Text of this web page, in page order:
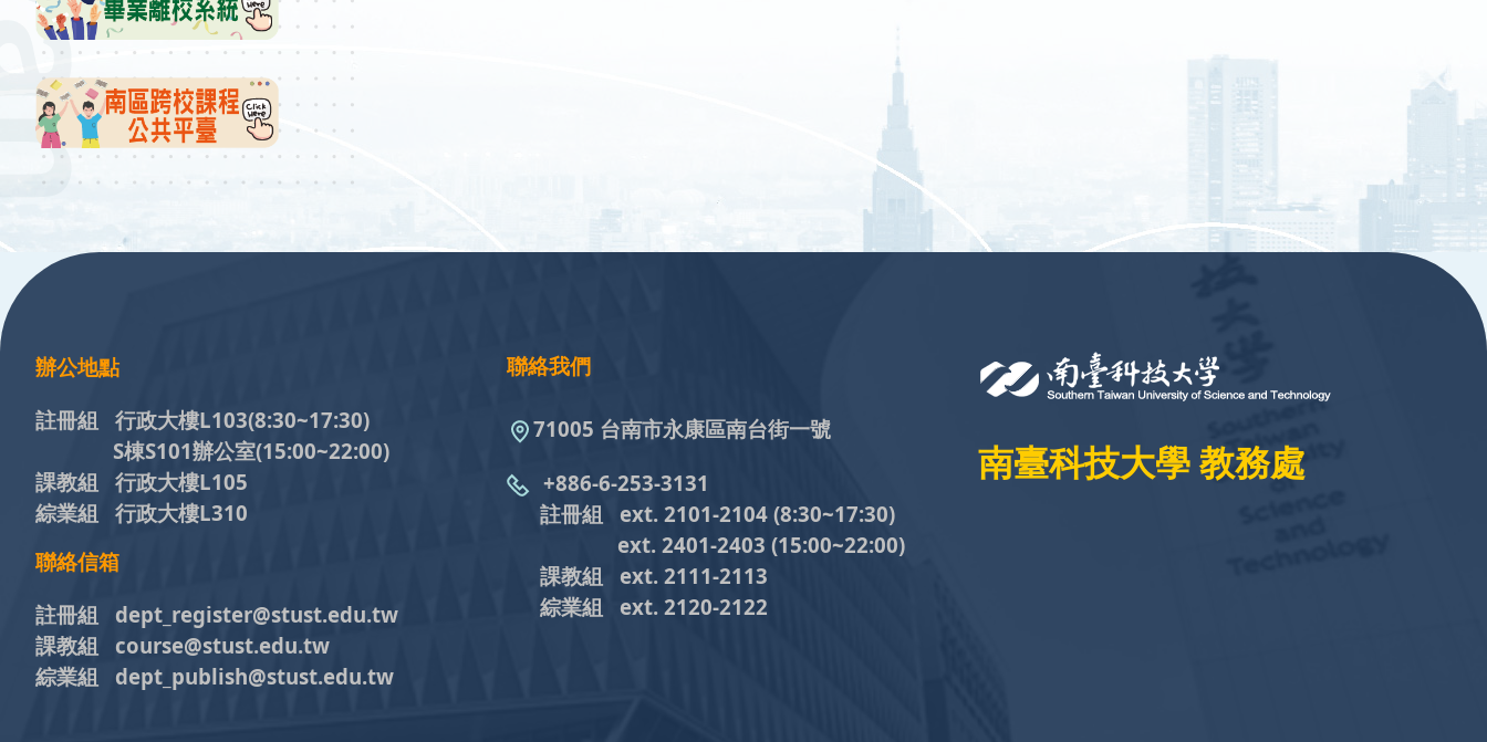
:::
南臺科技大學 教務處
聯絡我們
71005 台南市永康區南台街一號
+886-6-253-3131
註冊組 ext. 2101-2104 (8:30~17:30)
ext. 2401-2403 (15:00~22:00)
課教組 ext. 2111-2113
綜業組
ext. 2120-2122
辦公地點
註冊組 行政大樓L103(8:30~17:30)
S棟S101辦公室(15:00~22:00)
課教組 行政大樓L105
綜業組 行政大樓L310
聯絡信箱
註冊組 dept_register@stust.edu.tw
課教組 course@stust.edu.tw
綜業組 dept_publish@stust.edu.tw